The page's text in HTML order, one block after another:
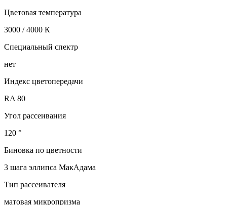
Цветовая температура
3000 / 4000 К
Специальный спектр
нет
Индекс цветопередачи
RA 80
Угол рассеивания
120 °
Биновка по цветности
3 шага эллипса МакАдама
Тип рассеивателя
матовая микропризма